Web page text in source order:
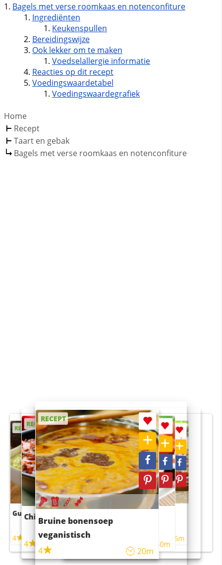
Bagels met verse roomkaas en notenconfiture
Ingrediënten
Keukenspullen
Bereidingswijze
Ook lekker om te maken
Voedselallergie informatie
Reacties op dit recept
Voedingswaardetabel
Voedingswaardegrafiek
Home
Recept
Taart en gebak
Bagels met verse roomkaas en notenconfiture
RECEPT
Guacamole
4
RECEPT
Chili con carne
4
RECEPT
Bruine bonensoep
veganistisch
4
20m
RECEPT
Sushi rijstsalade
maaltijdsalade
40m
RECEPT
4 55m